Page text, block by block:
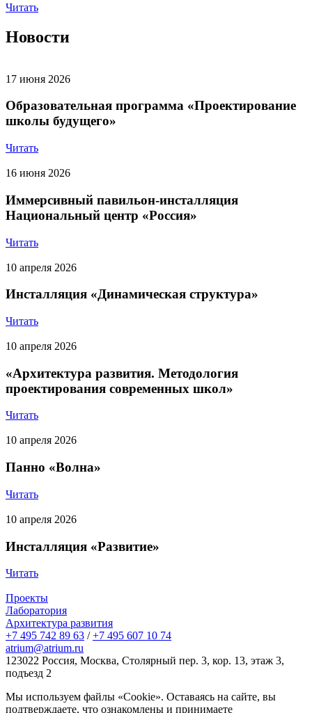
Читать
Новости
17 июня 2026
Образовательная программа «Проектирование
школы будущего»
Читать
16 июня 2026
Иммерсивный павильон-инсталляция
Национальный центр «Россия»
Читать
10 апреля 2026
Инсталляция «Динамическая структура»
Читать
10 апреля 2026
«Архитектура развития. Методология
проектирования современных школ»
Читать
10 апреля 2026
Панно «Волна»
Читать
10 апреля 2026
Инсталляция «Развитие»
Читать
Проекты
Лаборатория
Архитектура развития
+7 495 742 89 63 / +7 495 607 10 74
atrium@atrium.ru
123022 Россия, Москва, Столярный пер. 3, кор. 13, этаж 3,
подъезд 2
Мы используем файлы «Cookie». Оставаясь на сайте, вы
подтверждаете, что ознакомлены и принимаете